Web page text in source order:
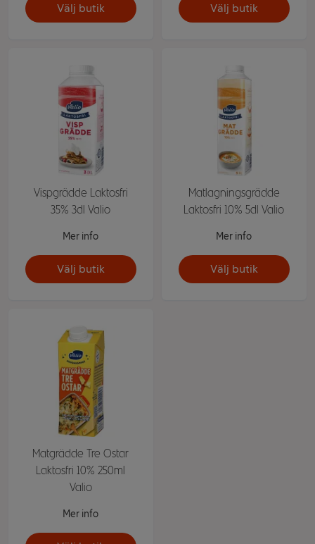
Välj butik Välj butik
Vispgrädde Laktosfri
35% 3dl Valio
Mer info
Välj butik
Matlagningsgrädde
Laktosfri 10% 5dl Valio
Mer info
Välj butik
Matgrädde Tre Ostar
Laktosfri 10% 250ml
Valio
Mer info